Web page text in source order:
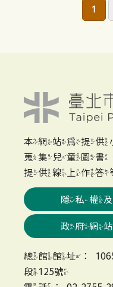
1
本網站為提供
蒐集兒童圖書
提供線上作答
隱私權
政府網
總館館址：
段125號